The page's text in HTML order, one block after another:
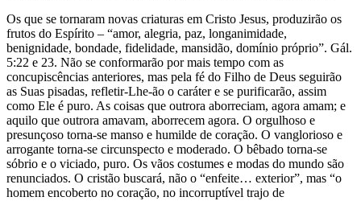
Os que se tornaram novas criaturas em Cristo Jesus, produzirão os
frutos do Espírito – “amor, alegria, paz, longanimidade,
benignidade, bondade, fidelidade, mansidão, domínio próprio”. Gál.
5:22 e 23. Não se conformarão por mais tempo com as
concupiscências anteriores, mas pela fé do Filho de Deus seguirão
as Suas pisadas, refletir-Lhe-ão o caráter e se purificarão, assim
como Ele é puro. As coisas que outrora aborreciam, agora amam; e
aquilo que outrora amavam, aborrecem agora. O orgulhoso e
presunçoso torna-se manso e humilde de coração. O vanglorioso e
arrogante torna-se circunspecto e moderado. O bêbado torna-se
sóbrio e o viciado, puro. Os vãos costumes e modas do mundo são
renunciados. O cristão buscará, não o “enfeite… exterior”, mas “o
homem encoberto no coração, no incorruptível trajo de